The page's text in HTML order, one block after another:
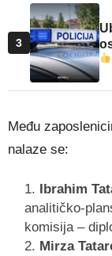
3
Među
nalaze se:
Ibrahim
analitičko-
komisija –
Mirza